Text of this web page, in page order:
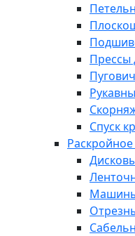
Прессы
Спуск
Машины